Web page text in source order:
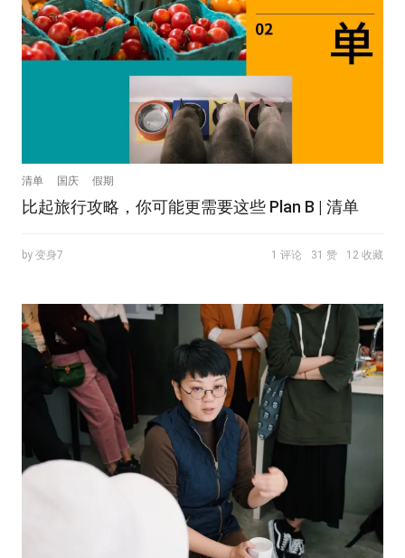
清单 国庆 假期
比起旅行攻略，你可能更需要这些 Plan B | 清单
by 变身7 1 评论 31 赞 12 收藏